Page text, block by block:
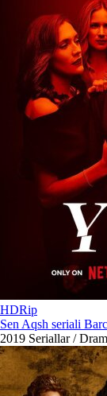
HDRip
Sen Aqsh seriali
2019 Seriallar /